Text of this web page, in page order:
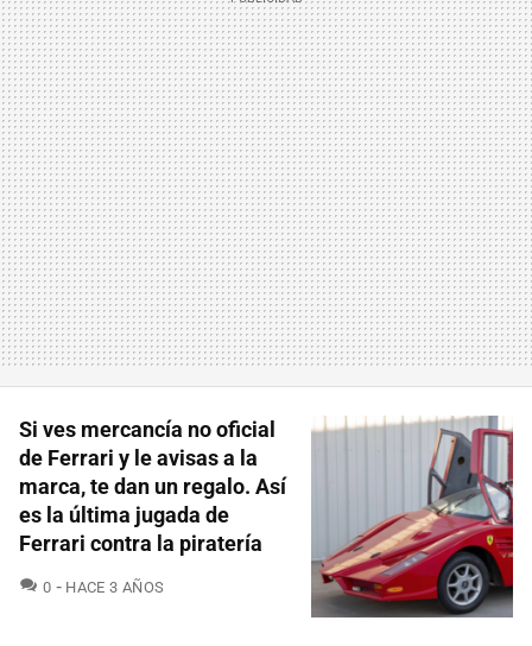
Si ves mercancía no oficial
de Ferrari y le avisas a la
marca, te dan un regalo. Así
es la última jugada de
Ferrari contra la piratería
0 COMENTARIOS
HACE 3 AÑOS